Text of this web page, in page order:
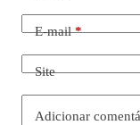
E-mail*
Site
Adicionar